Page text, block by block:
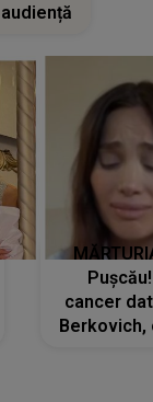
cancer
Berkovich,